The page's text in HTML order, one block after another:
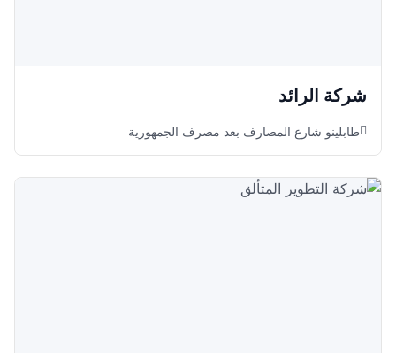
شركة الرائد
طابلينو شارع المصارف بعد مصرف الجمهورية